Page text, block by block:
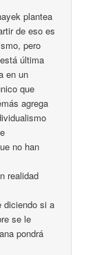
plantea
de eso es
pero
última
en un
que
agrega
no han
realidad
diciendo si a
se le
pondrá